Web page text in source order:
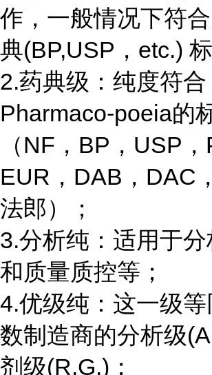
作，一般情况下符
典(BP,USP，etc.) 标
2.药典级：纯度符合
Pharmaco-poeia的
（NF，BP，USP，
EUR，DAB，DAC
法郎）；
3.分析纯：适用于
和质量质控等；
4.优级纯：这一级
数制造商的分析级
剂级(R.G.)；